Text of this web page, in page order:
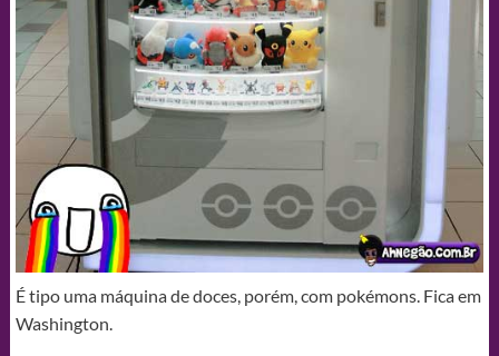
É tipo uma máquina de doces, porém, com pokémons. Fica em
Washington.